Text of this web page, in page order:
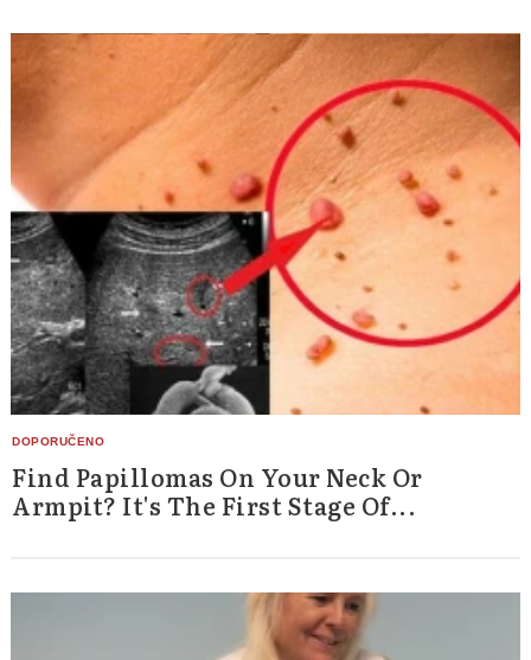
Find Papillomas On Your Neck Or
Armpit? It's The First Stage Of...